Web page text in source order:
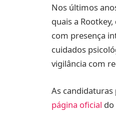
Nos últimos
quais a
com presença
cuidados
vigilância com
As
página oficial